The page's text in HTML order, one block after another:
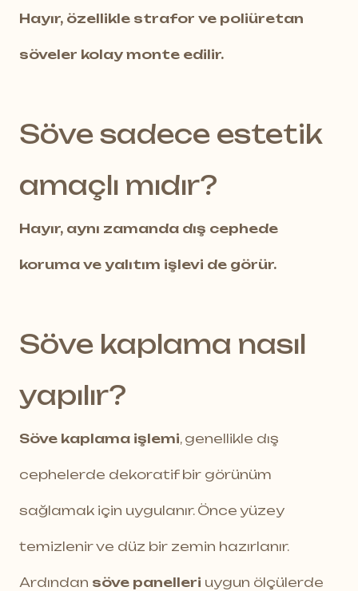
Hayır, özellikle strafor ve poliüretan
söveler kolay monte edilir.
Söve sadece estetik
amaçlı mıdır?
Hayır, aynı zamanda dış cephede
koruma ve yalıtım işlevi de görür.
Söve kaplama nasıl
yapılır?
Söve kaplama işlemi, genellikle dış
cephelerde dekoratif bir görünüm
sağlamak için uygulanır. Önce yüzey
temizlenir ve düz bir zemin hazırlanır.
Ardından söve panelleri uygun ölçülerde